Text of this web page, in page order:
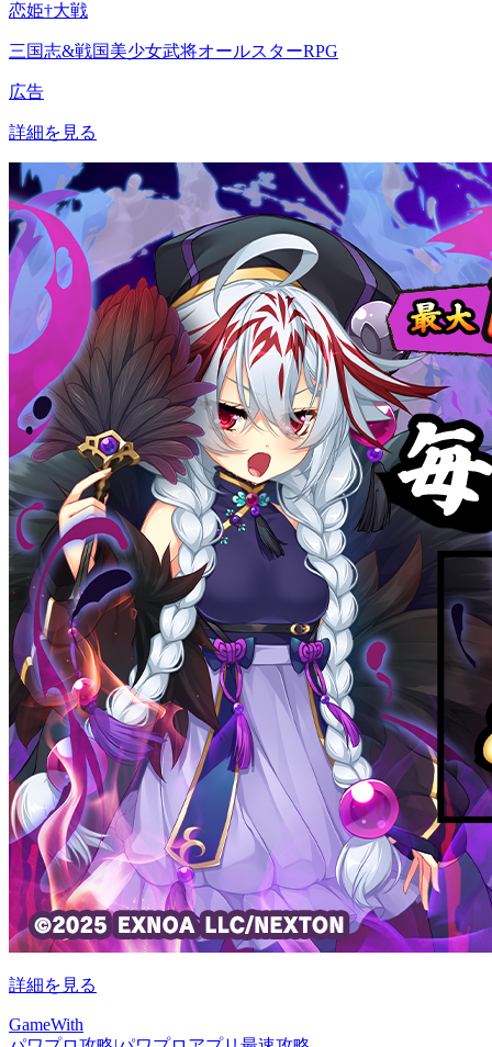
恋姫†大戦
三国志&戦国美少女武将オールスターRPG
広告
詳細を見る
詳細を見る
GameWith